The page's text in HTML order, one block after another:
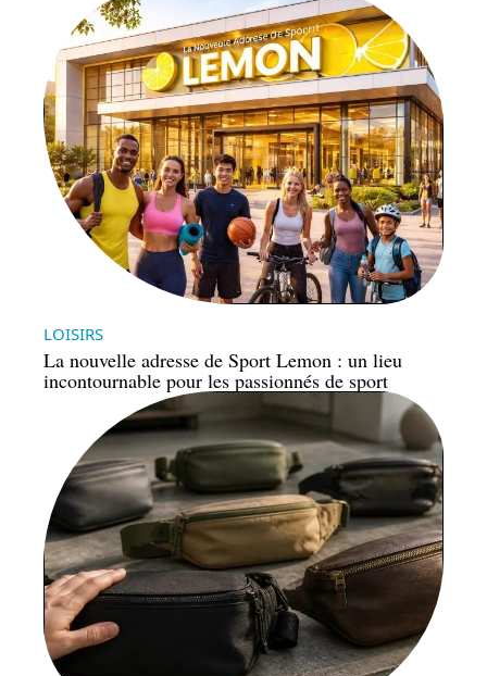
LOISIRS
La nouvelle adresse de Sport Lemon : un lieu
incontournable pour les passionnés de sport